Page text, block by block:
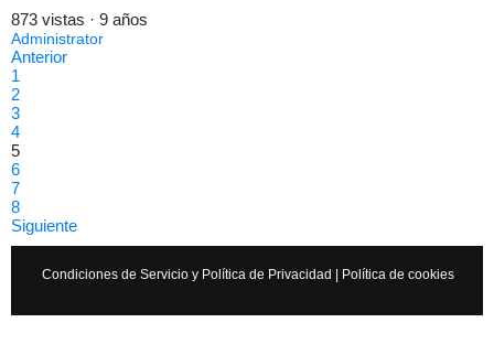
873 vistas · 9 años
Administrator
Anterior
1
2
3
4
5
6
7
8
Siguiente
Condiciones de Servicio y Política de Privacidad Política de cookies